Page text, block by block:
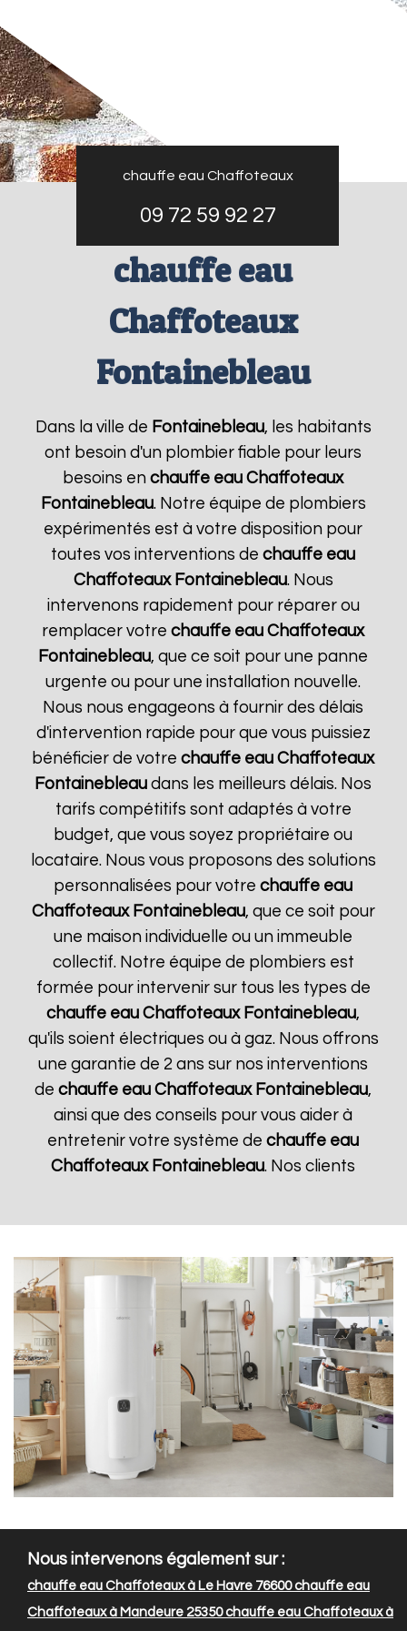
chauffe eau Chaffoteaux
09 72 59 92 27
chauffe eau
Chaffoteaux
Fontainebleau
Dans la ville de Fontainebleau, les habitants
ont besoin d'un plombier fiable pour leurs
besoins enchauffe eau Chaffoteaux
Fontainebleau. Notre équipe de plombiers
expérimentés est à votre disposition pour
toutes vos interventions dechauffe eau
Chaffoteaux Fontainebleau. Nous
intervenons rapidement pour réparer ou
remplacer votrechauffe eau Chaffoteaux
Fontainebleau, que ce soit pour une panne
urgente ou pour une installation nouvelle.
Nous nous engageons à fournir des délais
d'intervention rapide pour que vous puissiez
bénéficier de votrechauffe eau Chaffoteaux
Fontainebleau dans les meilleurs délais. Nos
tarifs compétitifs sont adaptés à votre
budget, que vous soyez propriétaire ou
locataire. Nous vous proposons des solutions
personnalisées pour votrechauffe eau
Chaffoteaux Fontainebleau, que ce soit pour
une maison individuelle ou un immeuble
collectif. Notre équipe de plombiers est
formée pour intervenir sur tous les types de
chauffe eau Chaffoteaux Fontainebleau,
qu'ils soient électriques ou à gaz. Nous offrons
une garantie de 2 ans sur nos interventions
dechauffe eau Chaffoteaux Fontainebleau,
ainsi que des conseils pour vous aider à
entretenir votre système dechauffe eau
Chaffoteaux Fontainebleau. Nos clients
Nous intervenons également sur :
chauffe eau Chaffoteaux à Le Havre 76600chauffe eau
Chaffoteaux à Mandeure 25350chauffe eau Chaffoteaux à